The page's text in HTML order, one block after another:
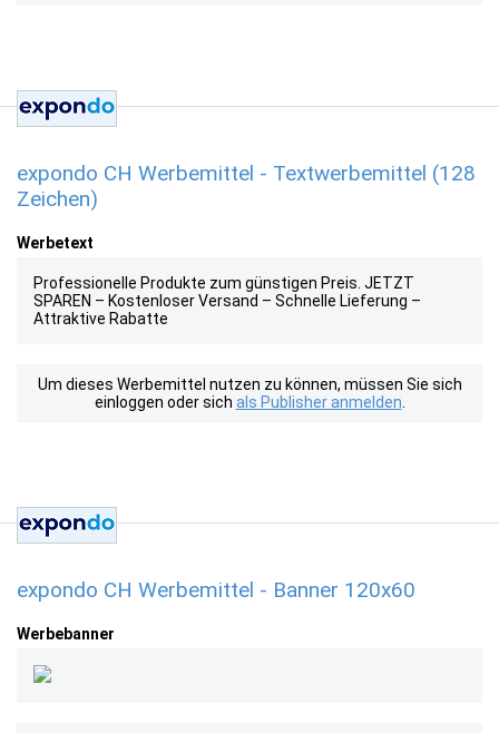
expondo CH Werbemittel - Textwerbemittel (128
Zeichen)
Werbetext
Professionelle Produkte zum günstigen Preis. JETZT
SPAREN – Kostenloser Versand – Schnelle Lieferung –
Attraktive Rabatte
Um dieses Werbemittel nutzen zu können, müssen Sie sich
einloggen oder sich als Publisher anmelden
expondo CH Werbemittel - Banner 120x60
Werbebanner